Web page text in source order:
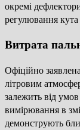
окремі
регулювання
Витрата
Офіційно
літровим
залежить від
вимірювання в
демонструють